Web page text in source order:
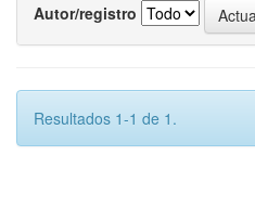
Autor/registro
Resultados 1-1 de 1.